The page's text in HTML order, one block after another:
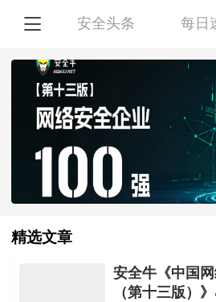
 安全头条 每日
精选文章
安全牛《中国
（第十三版）